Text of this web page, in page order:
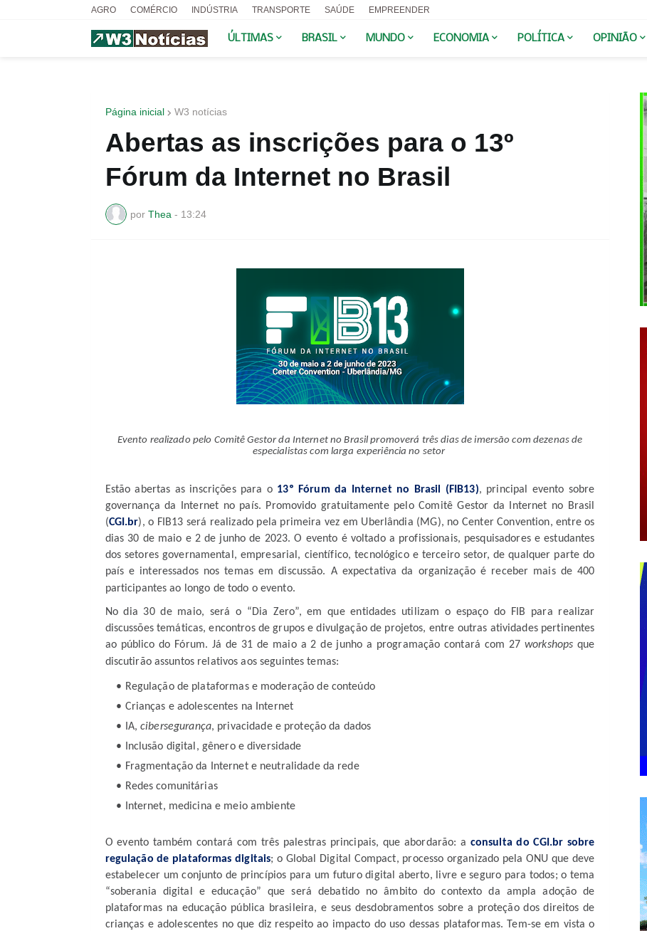
AGRO COMÉRCIO INDÚSTRIA TRANSPORTE SAÚDE EMPREENDER
ÚLTIMAS BRASIL MUNDO ECONOMIA POLÍTICA OPINIÃO
Página inicial W3 notícias
Abertas as inscrições para o 13º
Fórum da Internet no Brasil
por Thea - 13:24
Evento realizado pelo Comitê Gestor da Internet no Brasil promoverá três dias de imersão com dezenas de
especialistas com larga experiência no setor
Estão abertas as inscrições para o 13º Fórum da Internet no Brasil (FIB13), principal evento sobre
governança da Internet no país. Promovido gratuitamente pelo Comitê Gestor da Internet no Brasil
(CGI.br), o FIB13 será realizado pela primeira vez em Uberlândia (MG), no Center Convention, entre os
dias 30 de maio e 2 de junho de 2023. O evento é voltado a profissionais, pesquisadores e estudantes
dos setores governamental, empresarial, científico, tecnológico e terceiro setor, de qualquer parte do
país e interessados nos temas em discussão. A expectativa da organização é receber mais de 400
participantes ao longo de todo o evento.
No dia 30 de maio, será o “Dia Zero”, em que entidades utilizam o espaço do FIB para realizar
discussões temáticas, encontros de grupos e divulgação de projetos, entre outras atividades pertinentes
ao público do Fórum. Já de 31 de maio a 2 de junho a programação contará com 27workshops que
discutirão assuntos relativos aos seguintes temas:
Regulação de plataformas e moderação de conteúdo
Crianças e adolescentes na Internet
IA,cibersegurança, privacidade e proteção da dados
Inclusão digital, gênero e diversidade
Fragmentação da Internet e neutralidade da rede
Redes comunitárias
Internet, medicina e meio ambiente
O evento também contará com três palestras principais, que abordarão: a consulta do CGI.br sobre
regulação de plataformas digitais; o Global Digital Compact, processo organizado pela ONU que deve
estabelecer um conjunto de princípios para um futuro digital aberto, livre e seguro para todos; o tema
“soberania digital e educação” que será debatido no âmbito do contexto da ampla adoção de
plataformas na educação pública brasileira, e seus desdobramentos sobre a proteção dos direitos de
crianças e adolescentes no que diz respeito ao impacto do uso dessas plataformas. Tem-se em vista o